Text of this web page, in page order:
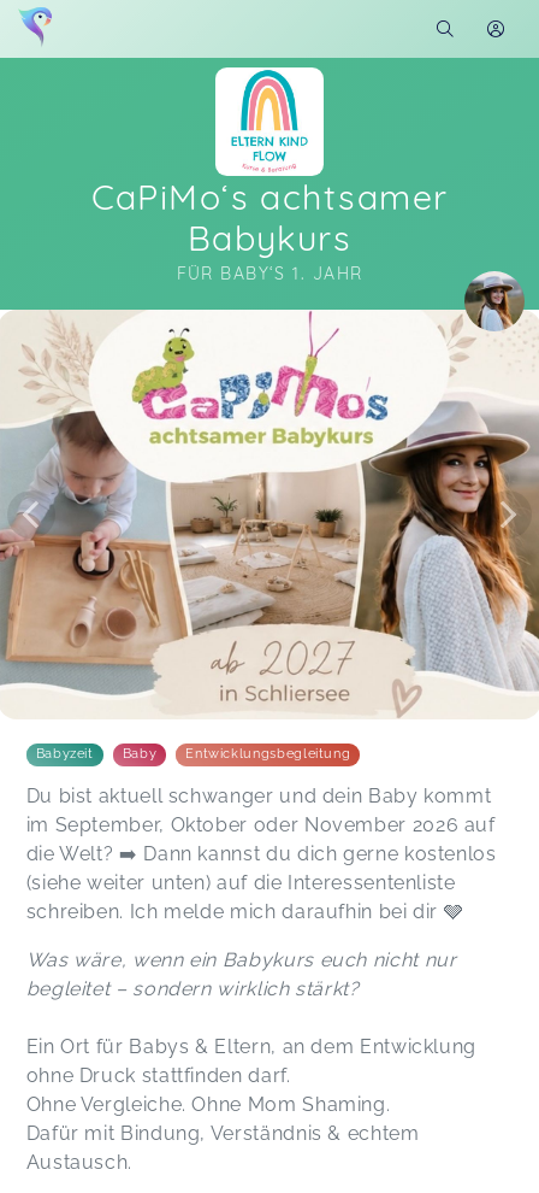
CaPiMo‘s achtsamer
Babykurs
FÜR BABY‘S 1. JAHR
Soon you will learn more about me here...
Babyzeit Baby Entwicklungsbegleitung
Du bist aktuell schwanger und dein Baby kommt
im September, Oktober oder November 2026 auf
die Welt? ➡️ Dann kannst du dich gerne kostenlos
(siehe weiter unten) auf die Interessentenliste
schreiben. Ich melde mich daraufhin bei dir 🩶
Was wäre, wenn ein Babykurs euch nicht nur
begleitet – sondern wirklich stärkt?
Ein Ort für Babys & Eltern, an dem Entwicklung
ohne Druck stattfinden darf.
Ohne Vergleiche. Ohne Mom Shaming.
Dafür mit Bindung, Verständnis & echtem
Austausch.